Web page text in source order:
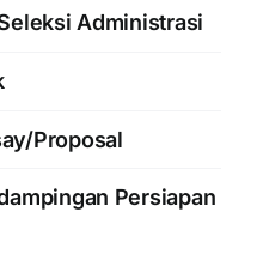
Administrasi
Proposal
Persiapan